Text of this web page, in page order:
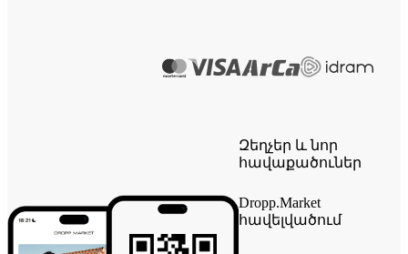
Զեղչեր և նոր
հավաքածուներ
Dropp.Market
հավելվածում